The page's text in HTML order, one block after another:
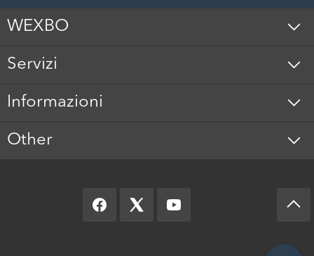
WEXBO
Servizi
Informazioni
Other